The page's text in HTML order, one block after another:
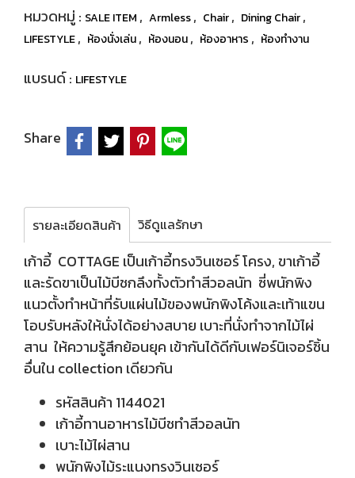
หมวดหมู่ : SALE ITEM , Armless, Chair, Dining Chair,
LIFESTYLE, ห้องนั่งเล่น, ห้องนอน, ห้องอาหาร , ห้องทำงาน
แบรนด์ : LIFESTYLE
Share
รายละเอียดสินค้า วิธีดูแลรักษา
เก้าอี้ COTTAGE เป็นเก้าอี้ทรงวินเซอร์ โครง, ขาเก้าอี้
และรัดขาเป็นไม้บีชกลึงทั้งตัวทำสีวอลนัท ซี่พนักพิง
แนวตั้งทำหน้าที่รับแผ่นไม้ของพนักพิงโค้งและเท้าแขน
โอบรับหลังให้นั่งได้อย่างสบาย เบาะที่นั่งทำจากไม้ไผ่
สาน ให้ความรู้สึกย้อนยุค เข้ากันได้ดีกับเฟอร์นิเจอร์ชิ้น
อื่นใน collection เดียวกัน
รหัสสินค้า 1144021
เก้าอี้ทานอาหารไม้บีชทำสีวอลนัท
เบาะไม้ไผ่สาน
พนักพิงไม้ระแนงทรงวินเซอร์